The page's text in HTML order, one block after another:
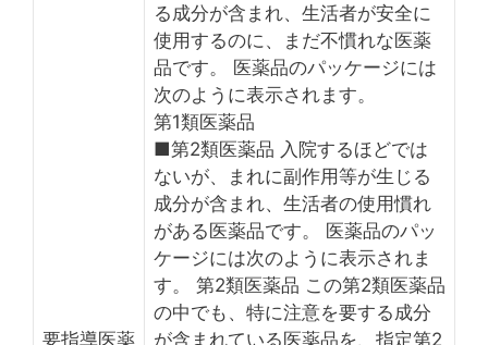
要指導医薬
る成分が含まれ、生活者が安全に
使用するのに、まだ不慣れな医薬
品です。 医薬品のパッケージには
次のように表示されます。
第1類医薬品
■第2類医薬品 入院するほどでは
ないが、まれに副作用等が生じる
成分が含まれ、生活者の使用慣れ
がある医薬品です。 医薬品のパッ
ケージには次のように表示されま
す。 第2類医薬品 この第2類医薬品
の中でも、特に注意を要する成分
が含まれている医薬品を、指定第2